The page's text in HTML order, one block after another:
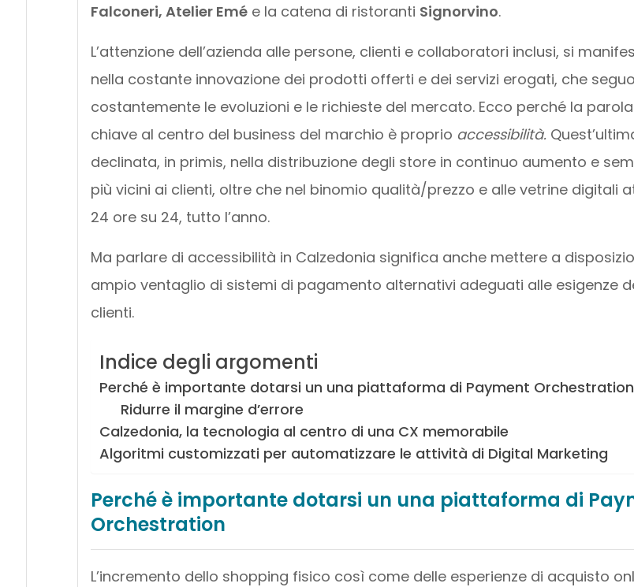
Falconeri, Atelier Emée la catena di ristoranti Signorvino.
L’attenzione dell’azienda alle persone, clienti e collaboratori inclusi, si
nella costante innovazione dei prodotti offerti e dei servizi erogati, che
costantemente le evoluzioni e le richieste del mercato. Ecco perché la parola
chiave al centro del business del marchio è proprio accessibilità.
declinata, in primis, nella distribuzione degli store in continuo aumento e
più vicini ai clienti, oltre che nel binomio qualità/prezzo e alle vetrine digitali
24 ore su 24, tutto l’anno.
Ma parlare di accessibilità in Calzedonia significa anche mettere a
ampio ventaglio di sistemi di pagamento alternativi adeguati alle esigenze
clienti.
Indice degli argomenti
Perché è importante dotarsi un una piattaforma di Payment Orchestration
Ridurre il margine d’errore
Calzedonia, la tecnologia al centro di una CX memorabile
Algoritmi customizzati per automatizzare le attività di Digital Marketing
Perché è importante dotarsi un una piattaforma di
Orchestration
L’incremento dello shopping fisico così come delle esperienze di acquisto